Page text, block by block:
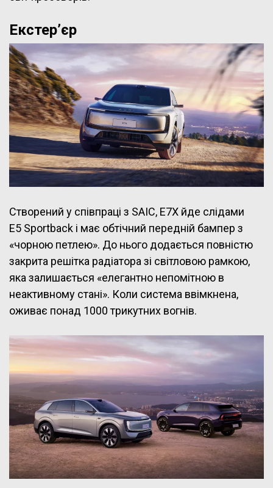
Екстер’єр
Створений у співпраці з SAIC, E7X йде слідами
E5 Sportback і має обтічний передній бампер з
«чорною петлею». До нього додається повністю
закрита решітка радіатора зі світловою рамкою,
яка залишається «елегантно непомітною в
неактивному стані». Коли система ввімкнена,
оживає понад 1000 трикутних вогнів.